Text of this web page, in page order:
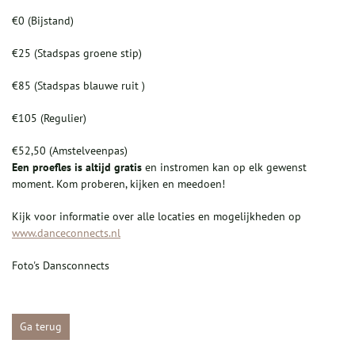
€0 (Bijstand)
€25 (Stadspas groene stip)
€85 (Stadspas blauwe ruit )
€105 (Regulier)
€52,50 (Amstelveenpas)
Een proefles is altijd gratis en instromen kan op elk gewenst
moment. Kom proberen, kijken en meedoen!
Kijk voor informatie over alle locaties en mogelijkheden op
www.danceconnects.nl
Foto's Dansconnects
Ga terug